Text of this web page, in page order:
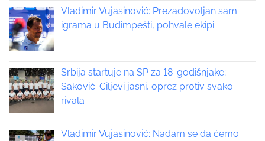
:
a
v
i
g
a
Vladimir Vujasinović: Prezadovoljan sam
igrama u Budimpešti, pohvale ekipi
Srbija startuje na SP za 18-godišnjake;
Saković: Ciljevi jasni, oprez protiv svako
rivala
Vladimir Vujasinović: Nadam se da ćemo